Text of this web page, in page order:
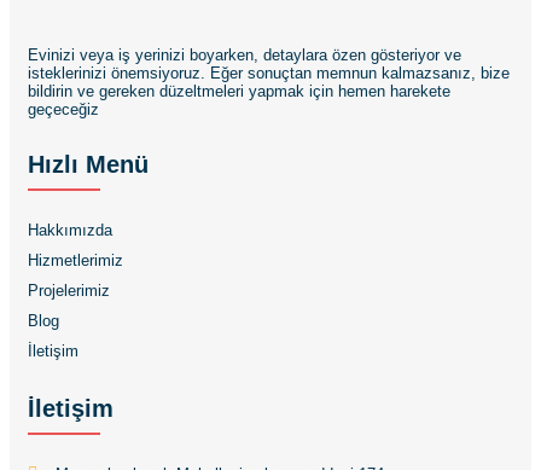
Evinizi veya iş yerinizi boyarken, detaylara özen gösteriyor ve
isteklerinizi önemsiyoruz. Eğer sonuçtan memnun kalmazsanız, bize
bildirin ve gereken düzeltmeleri yapmak için hemen harekete
geçeceğiz
Hızlı Menü
Hakkımızda
Hizmetlerimiz
Projelerimiz
Blog
İletişim
İletişim